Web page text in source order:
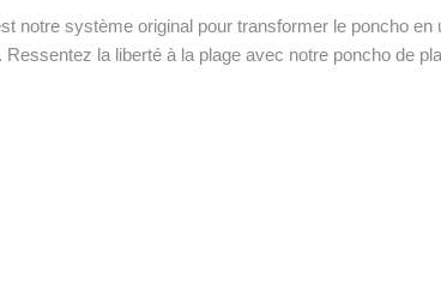
notre système original pour transformer le poncho en
la liberté à la plage avec notre poncho de